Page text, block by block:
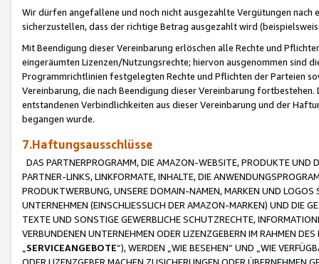
Wir dürfen angefallene und noch nicht ausgezahlte Vergütungen
sicherzustellen, dass der richtige Betrag ausgezahlt wird
Mit Beendigung dieser Vereinbarung erlöschen alle Rechte und
eingeräumten Lizenzen/Nutzungsrechte; hiervon ausgenommen sind
Programmrichtlinien festgelegten Rechte und Pflichten der Parteien
Vereinbarung, die nach Beendigung dieser Vereinbarung
entstandenen Verbindlichkeiten aus dieser Vereinbarung und der
begangen wurde.
7.Haftungsausschlüsse
DAS PARTNERPROGRAMM, DIE AMAZON-WEBSITE, PRODUKTE UND
PARTNER-LINKS, LINKFORMATE, INHALTE, DIE
PRODUKTWERBUNG, UNSERE DOMAIN-NAMEN, MARKEN UND
UNTERNEHMEN (EINSCHLIESSLICH DER AMAZON-MARKEN) UND DIE
TEXTE UND SONSTIGE GEWERBLICHE SCHUTZRECHTE,
VERBUNDENEN UNTERNEHMEN ODER LIZENZGEBERN IM RAHMEN
SERVICEANGEBOTE“), WERDEN „WIE BESEHEN“ UND „WIE